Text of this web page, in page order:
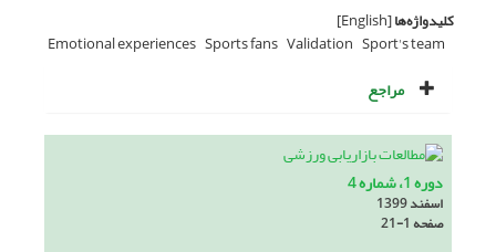
کلیدواژه‌ها[English]
Emotional experiences Sports fans Validation Sport's team
مراجع
دوره 1، شماره 4
اسفند 1399
صفحه21-1